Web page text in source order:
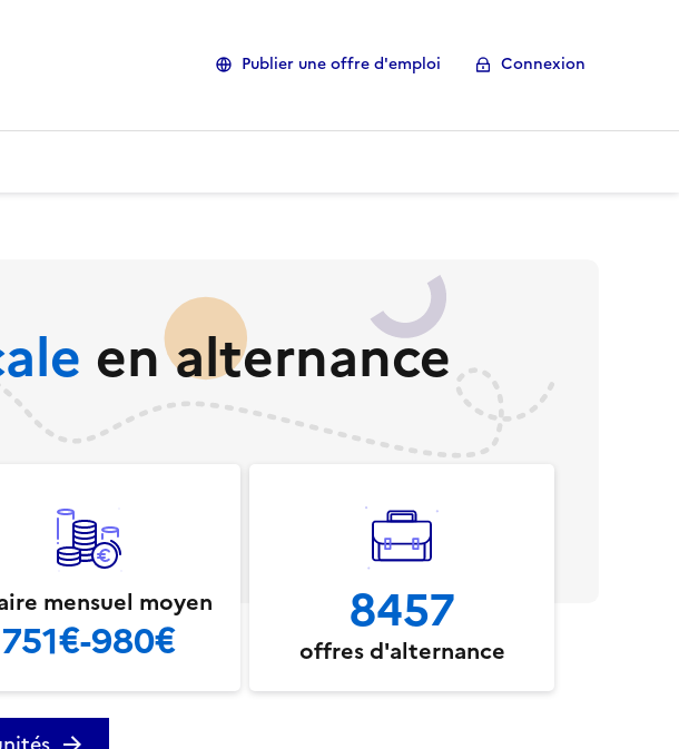
Publier une offre d'emploi Connexion
en alternance
mensuel moyen
751€-980€
8457
offres d'alternance